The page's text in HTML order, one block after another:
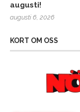
augusti!
augusti 6, 2026
KORT OM OSS